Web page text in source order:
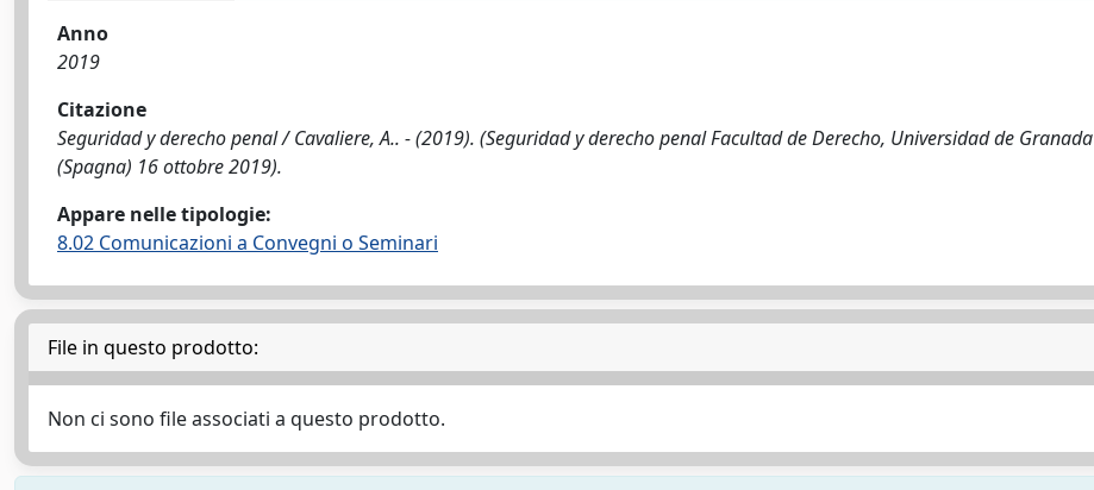
Anno
2019
Citazione
Seguridad y derecho penal / Cavaliere, A.. - (2019). (Seguridad y derecho penal Facultad de Derecho, Universidad de Granada
(Spagna) 16 ottobre 2019).
Appare nelle tipologie:
8.02 Comunicazioni a Convegni o Seminari
File in questo prodotto:
Non ci sono file associati a questo prodotto.